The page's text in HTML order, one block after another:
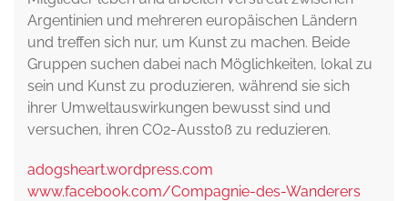
Argentinien und mehreren europäischen Ländern
und treffen sich nur, um Kunst zu machen. Beide
Gruppen suchen dabei nach Möglichkeiten, lokal zu
sein und Kunst zu produzieren, während sie sich
ihrer Umweltauswirkungen bewusst sind und
versuchen, ihren CO2-Ausstoß zu reduzieren.
adogsheart.wordpress.com
www.facebook.com/Compagnie-des-Wanderers